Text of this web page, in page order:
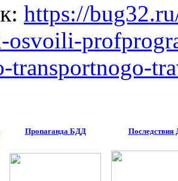
https://
osvoili-
transportnogo-
Пропаганда БДД